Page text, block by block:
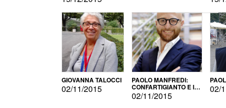
GIOVANNA TALOCCI
02/11/2015
PAOLO MANFREDI:
CONFARTIGIANTO E IL
SONDAGGIO
02/11/2015
02/